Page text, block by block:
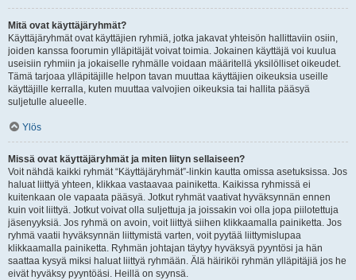
Mitä ovat käyttäjäryhmät?
Käyttäjäryhmät ovat käyttäjien ryhmiä, jotka jakavat yhteisön hallittaviin osiin,
joiden kanssa foorumin ylläpitäjät voivat toimia. Jokainen käyttäjä voi kuulua
useisiin ryhmiin ja jokaiselle ryhmälle voidaan määritellä yksilölliset oikeudet.
Tämä tarjoaa ylläpitäjille helpon tavan muuttaa käyttäjien oikeuksia useille
käyttäjille kerralla, kuten muuttaa valvojien oikeuksia tai hallita pääsyä
suljetulle alueelle.
Ylös
Missä ovat käyttäjäryhmät ja miten liityn sellaiseen?
Voit nähdä kaikki ryhmät “Käyttäjäryhmät”-linkin kautta omissa asetuksissa. Jos
haluat liittyä yhteen, klikkaa vastaavaa painiketta. Kaikissa ryhmissä ei
kuitenkaan ole vapaata pääsyä. Jotkut ryhmät vaativat hyväksynnän ennen
kuin voit liittyä. Jotkut voivat olla suljettuja ja joissakin voi olla jopa piilotettuja
jäsenyyksiä. Jos ryhmä on avoin, voit liittyä siihen klikkaamalla painiketta. Jos
ryhmä vaatii hyväksynnän liittymistä varten, voit pyytää liittymislupaa
klikkaamalla painiketta. Ryhmän johtajan täytyy hyväksyä pyyntösi ja hän
saattaa kysyä miksi haluat liittyä ryhmään. Älä häiriköi ryhmän ylläpitäjiä jos he
eivät hyväksy pyyntöäsi. Heillä on syynsä.